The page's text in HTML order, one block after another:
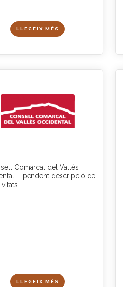
LLEGEIX MÉS
Comarcal del Vallès
... pendent descripció de
LLEGEIX MÉS